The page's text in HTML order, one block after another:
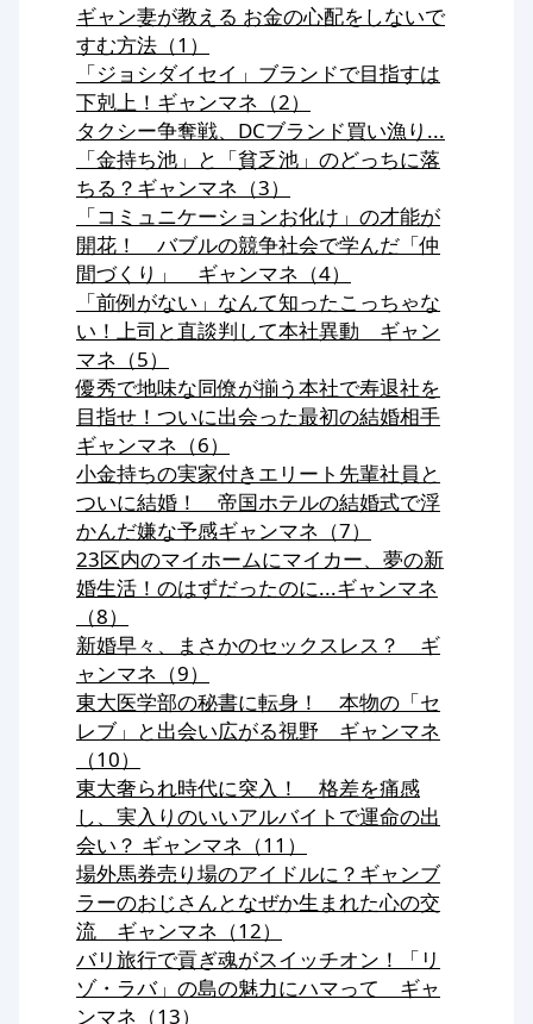
ギャン妻が教える お金の心配をしないで
すむ方法（1）
「ジョシダイセイ」ブランドで目指すは
下剋上！ギャンマネ（2）
タクシー争奪戦、DCブランド買い漁り...
「金持ち池」と「貧乏池」のどっちに落
ちる？ギャンマネ（3）
「コミュニケーションお化け」の才能が
開花！ バブルの競争社会で学んだ「仲
間づくり」 ギャンマネ（4）
「前例がない」なんて知ったこっちゃな
い！上司と直談判して本社異動 ギャン
マネ（5）
優秀で地味な同僚が揃う本社で寿退社を
目指せ！ついに出会った最初の結婚相手
ギャンマネ（6）
小金持ちの実家付きエリート先輩社員と
ついに結婚！ 帝国ホテルの結婚式で浮
かんだ嫌な予感ギャンマネ（7）
23区内のマイホームにマイカー、夢の新
婚生活！のはずだったのに...ギャンマネ
（8）
新婚早々、まさかのセックスレス？ ギ
ャンマネ（9）
東大医学部の秘書に転身！ 本物の「セ
レブ」と出会い広がる視野 ギャンマネ
（10）
東大奢られ時代に突入！ 格差を痛感
し、実入りのいいアルバイトで運命の出
会い？ ギャンマネ（11）
場外馬券売り場のアイドルに？ギャンブ
ラーのおじさんとなぜか生まれた心の交
流 ギャンマネ（12）
バリ旅行で貢ぎ魂がスイッチオン！「リ
ゾ・ラバ」の島の魅力にハマって ギャ
ンマネ（13）